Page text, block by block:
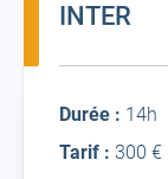
INTER
InterDurée : 14h
Tarif : 300 €